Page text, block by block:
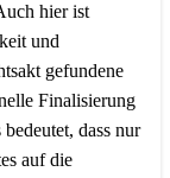
hier ist
und
gefundene
Finalisierung
dass nur
auf die